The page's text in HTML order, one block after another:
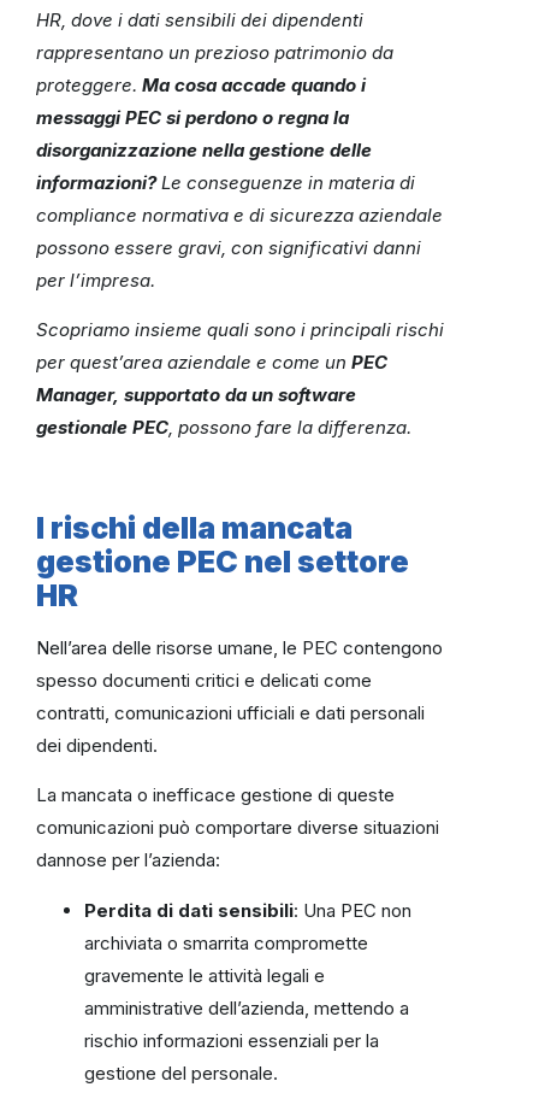
HR, dove i dati sensibili dei dipendenti
rappresentano un prezioso patrimonio da
proteggere. Ma cosa accade quando i
messaggi PEC si perdono o regna la
disorganizzazione nella gestione delle
informazioni?Le conseguenze in materia di
compliance normativa e di sicurezza aziendale
possono essere gravi, con significativi danni
per l’impresa.
Scopriamo insieme quali sono i principali rischi
per quest’area aziendale e come un PEC
Manager, supportato da un software
gestionale PEC, possono fare la differenza.
I rischi della mancata
gestione PEC nel settore
HR
Nell’area delle risorse umane, le PEC contengono
spesso documenti critici e delicati come
contratti, comunicazioni ufficiali e dati personali
dei dipendenti.
La mancata o inefficace gestione di queste
comunicazioni può comportare diverse situazioni
dannose per l’azienda:
Perdita di dati sensibili: Una PEC non
archiviata o smarrita compromette
gravemente le attività legali e
amministrative dell’azienda, mettendo a
rischio informazioni essenziali per la
gestione del personale.